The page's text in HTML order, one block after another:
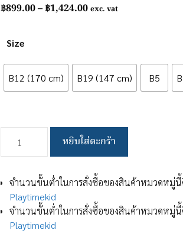
5
฿899.00–฿1,424.00Price
฿1,424.00
exc. vat
Size
B12 (170 cm) B19 (147 cm) B5
แมว
คอน
แมว
แบบ
หยิบใส่ตะกร้า
จำนวนขั้นต่ำในการสั่งซื้อของสินค้าหมวดหมู่
Playtimekid
จำนวนขั้นต่ำในการสั่งซื้อของสินค้าหมวดหมู่
Playtimekid